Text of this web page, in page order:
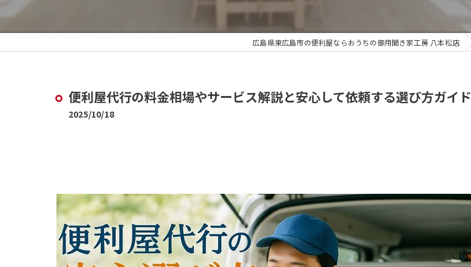
広島県東広島市の便利屋ならおうちの御用聞き家工房 八本松店
便利屋代行の料金相場やサービス解説と安心して依頼する選び方ガイド
2025/10/18